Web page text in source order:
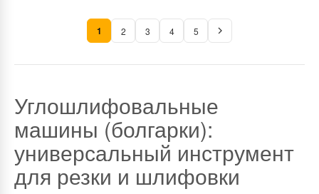
1 2 3 4 5
Углошлифовальные
машины (болгарки):
универсальный инструмент
для резки и шлифовки